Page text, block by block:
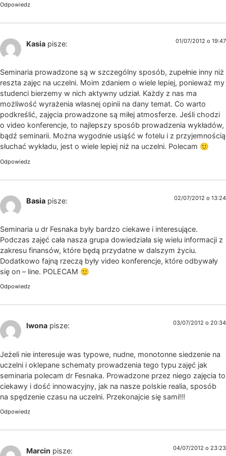
Odpowiedz
Kasia pisze: 01/07/2012 o 19:47
Seminaria prowadzone są w szczególny sposób, zupełnie inny niż
reszta zajęc na uczelni. Moim zdaniem o wiele lepiej, ponieważ my
studenci bierzemy w nich aktywny udział. Każdy z nas ma
możliwość wyrażenia własnej opinii na dany temat. Co warto
podkreślić, zajęcia prowadzone są miłej atmosferze. Jeśli chodzi
o video konferencje, to najlepszy sposób prowadzenia wykładów,
bądź seminarii. Można wygodnie usiąść w fotelu i z przyjemnością
słuchać wykładu, jest o wiele lepiej niż na uczelni. Polecam 🙂
Odpowiedz
Basia pisze: 02/07/2012 o 13:24
Seminaria u dr Fesnaka były bardzo ciekawe i interesujące.
Podczas zajęć cała nasza grupa dowiedziała się wielu informacji z
zakresu finansów, które będą przydatne w dalszym życiu.
Dodatkowo fajną rzeczą były video konferencje, które odbywały
się on – line. POLECAM 🙂
Odpowiedz
Iwona pisze: 03/07/2012 o 20:34
Jeżeli nie interesuje was typowe, nudne, monotonne siedzenie na
uczelni i oklepane schematy prowadzenia tego typu zajęć jak
seminaria polecam dr Fesnaka. Prowadzone przez niego zajęcia to
ciekawy i dość innowacyjny, jak na nasze polskie realia, sposób
na spędzenie czasu na uczelni. Przekonajcie się sami!!!
Odpowiedz
Marcin pisze: 04/07/2012 o 23:23